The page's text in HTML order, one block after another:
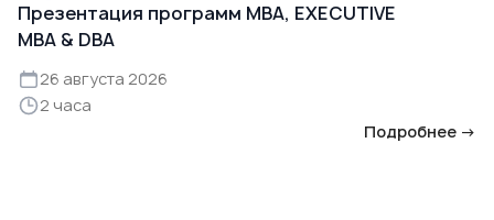
Презентация программ MBA, EXECUTIVE
MBA & DBA
26 августа 2026
2 часа
Подробнее →